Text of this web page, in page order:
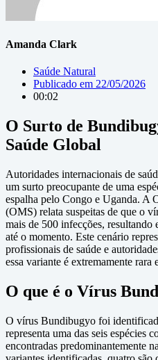
Amanda Clark
Saúde Natural
Publicado em 22/05/2026
00:02
O Surto de
Saúde Global
Autoridades internacionais de
um surto preocupante de uma
espalha pelo Congo e Uganda. A
(OMS) relata suspeitas de que o
mais de 500 infecções, resultando
até o momento. Este cenário
profissionais de saúde e
essa variante é extremamente rara
O que é o Vírus
O vírus Bundibugyo foi
representa uma das seis espécies
encontradas predominantemente